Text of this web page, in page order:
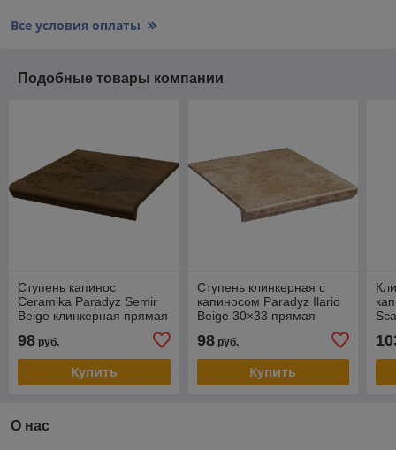
Все условия оплаты
Подобные товары компании
Ступень капинос
Ceramika Paradyz Semir
Beige клинкерная прямая
98 руб.
Купить
Ступень клинкерная с
капиносом Paradyz Ilario
Beige 30×33 прямая
98руб.
Купить
О нас